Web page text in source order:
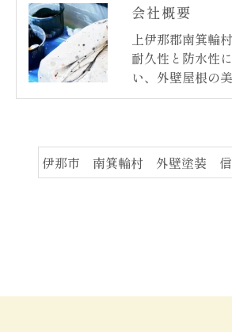
会社概要
上伊那郡南箕輪
耐久性と防水性
い、外壁屋根の
伊那市 南箕輪村 外壁塗装 信